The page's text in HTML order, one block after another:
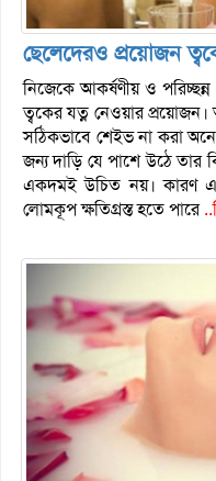
ছেলেদেরও প্রয়োজন
নিজেকে আকর্ষণীয় ও
ত্বকের যত্ন নেওয়ার
সঠিকভাবে শেইভ না করা
জন্য দাড়ি যে পাশে উঠে তার
একদমই উচিত নয়। কারণ
লোমকূপ ক্ষতিগ্রস্ত হতে পারে